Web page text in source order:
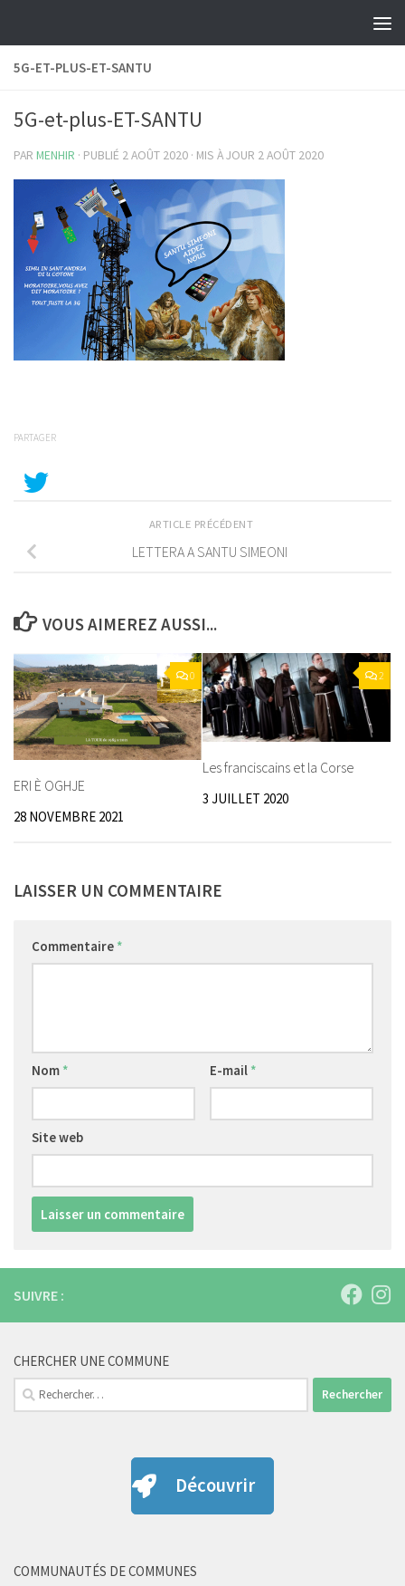
5G-ET-PLUS-ET-SANTU
5G-et-plus-ET-SANTU
PAR MENHIR · PUBLIÉ 2 AOÛT 2020 · MIS À JOUR 2 AOÛT 2020
PARTAGER
ARTICLE PRÉCÉDENT
LETTERA A SANTU SIMEONI
VOUS AIMEREZ AUSSI...
0
ERI È OGHJE
28 NOVEMBRE 2021
2
Les franciscains et la Corse
3 JUILLET 2020
LAISSER UN COMMENTAIRE
Commentaire *
Nom * E-mail *
Site web
SUIVRE :
CHERCHER UNE COMMUNE
Rechercher :
Découvrir
COMMUNAUTÉS DE COMMUNES